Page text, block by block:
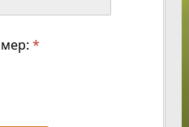
*